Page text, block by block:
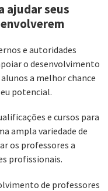
ajudar seus
e autoridades
o desenvolvimento
a melhor chance
potencial.
e cursos para
ampla variedade de
os professores a
profissionais.
de professores